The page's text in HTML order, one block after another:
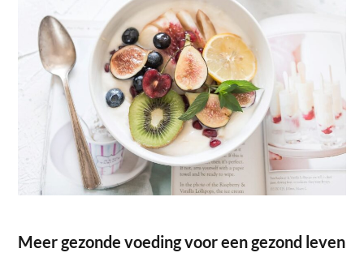
Meer gezonde voeding voor een gezond leven